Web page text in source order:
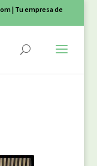
| Tu empresa de